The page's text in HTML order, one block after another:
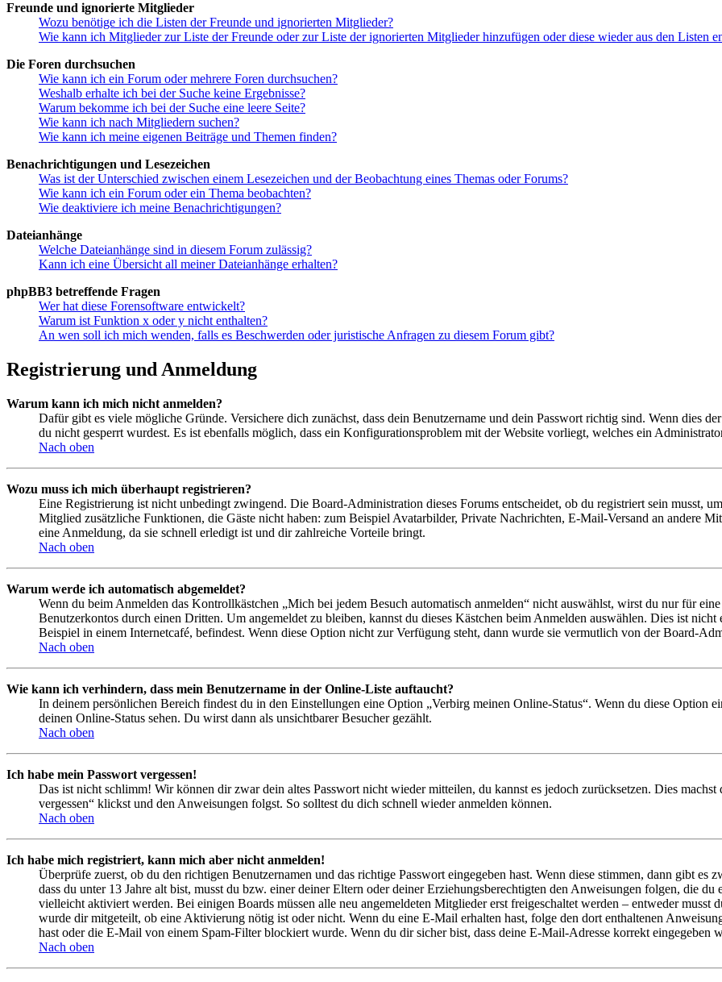
Freunde und ignorierte Mitglieder
Wozu benötige ich die Listen der Freunde und ignorierten Mitglieder?
Wie kann ich Mitglieder zur Liste der Freunde oder zur Liste der ignorierten Mitglieder hinzufügen oder diese wieder aus den Listen
Die Foren durchsuchen
Wie kann ich ein Forum oder mehrere Foren durchsuchen?
Weshalb erhalte ich bei der Suche keine Ergebnisse?
Warum bekomme ich bei der Suche eine leere Seite?
Wie kann ich nach Mitgliedern suchen?
Wie kann ich meine eigenen Beiträge und Themen finden?
Benachrichtigungen und Lesezeichen
Was ist der Unterschied zwischen einem Lesezeichen und der Beobachtung eines Themas oder Forums?
Wie kann ich ein Forum oder ein Thema beobachten?
Wie deaktiviere ich meine Benachrichtigungen?
Dateianhänge
Welche Dateianhänge sind in diesem Forum zulässig?
Kann ich eine Übersicht all meiner Dateianhänge erhalten?
phpBB3 betreffende Fragen
Wer hat diese Forensoftware entwickelt?
Warum ist Funktion x oder y nicht enthalten?
An wen soll ich mich wenden, falls es Beschwerden oder juristische Anfragen zu diesem Forum gibt?
Registrierung und Anmeldung
Warum kann ich mich nicht anmelden?
Dafür gibt es viele mögliche Gründe. Versichere dich zunächst, dass dein Benutzername und dein Passwort richtig sind. Wenn dies
du nicht gesperrt wurdest. Es ist ebenfalls möglich, dass ein Konfigurationsproblem mit der Website vorliegt, welches ein
Nach oben
Wozu muss ich mich überhaupt registrieren?
Eine Registrierung ist nicht unbedingt zwingend. Die Board-Administration dieses Forums entscheidet, ob du registriert sein musst,
Mitglied zusätzliche Funktionen, die Gäste nicht haben: zum Beispiel Avatarbilder, Private Nachrichten, E-Mail-Versand an andere
eine Anmeldung, da sie schnell erledigt ist und dir zahlreiche Vorteile bringt.
Nach oben
Warum werde ich automatisch abgemeldet?
Wenn du beim Anmelden das Kontrollkästchen „Mich bei jedem Besuch automatisch anmelden“ nicht auswählst, wirst du nur für
Benutzerkontos durch einen Dritten. Um angemeldet zu bleiben, kannst du dieses Kästchen beim Anmelden auswählen. Dies ist
Beispiel in einem Internetcafé, befindest. Wenn diese Option nicht zur Verfügung steht, dann wurde sie vermutlich von der Board-
Nach oben
Wie kann ich verhindern, dass mein Benutzername in der Online-Liste auftaucht?
In deinem persönlichen Bereich findest du in den Einstellungen eine Option „Verbirg meinen Online-Status“. Wenn du diese Option
deinen Online-Status sehen. Du wirst dann als unsichtbarer Besucher gezählt.
Nach oben
Ich habe mein Passwort vergessen!
Das ist nicht schlimm! Wir können dir zwar dein altes Passwort nicht wieder mitteilen, du kannst es jedoch zurücksetzen. Dies
vergessen“ klickst und den Anweisungen folgst. So solltest du dich schnell wieder anmelden können.
Nach oben
Ich habe mich registriert, kann mich aber nicht anmelden!
Überprüfe zuerst, ob du den richtigen Benutzernamen und das richtige Passwort eingegeben hast. Wenn diese stimmen, dann gibt es
dass du unter 13 Jahre alt bist, musst du bzw. einer deiner Eltern oder deiner Erziehungsberechtigten den Anweisungen folgen, die
vielleicht aktiviert werden. Bei einigen Boards müssen alle neu angemeldeten Mitglieder erst freigeschaltet werden – entweder musst
wurde dir mitgeteilt, ob eine Aktivierung nötig ist oder nicht. Wenn du eine E-Mail erhalten hast, folge den dort enthaltenen
hast oder die E-Mail von einem Spam-Filter blockiert wurde. Wenn du dir sicher bist, dass deine E-Mail-Adresse korrekt eingegeben
Nach oben